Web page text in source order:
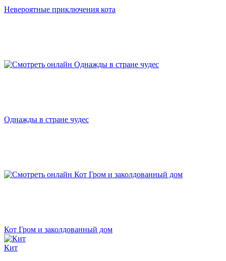
Невероятные приключения кота
Однажды в стране чудес
Кот Гром и заколдованный дом
Кит